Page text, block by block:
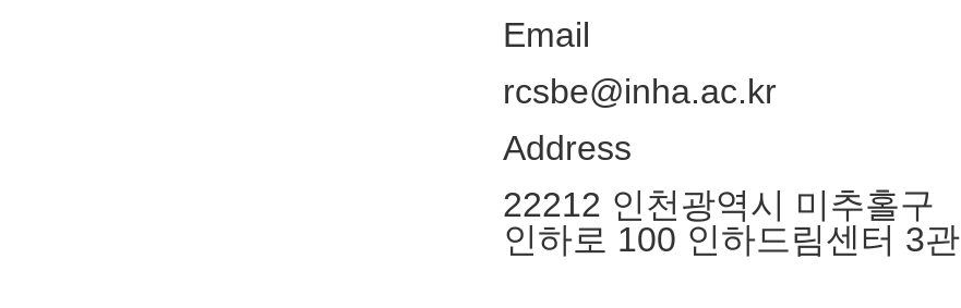
Email
rcsbe@inha.ac.kr
Address
22212 인천광역시 미추홀구
인하로 100 인하드림센터 3관